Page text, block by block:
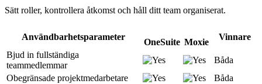
Sätt roller, kontrollera åtkomst och håll ditt team organiserat.
Användbarhetsparameter
OneSuite Moxie
Vinnare
Bjud in fullständiga
teammedlemmar
Båda
Obegränsade projektmedarbetare
Båda